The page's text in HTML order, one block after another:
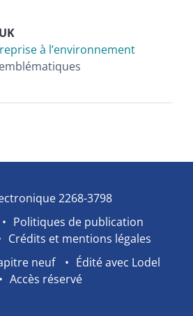
à l’environnement
2268-3798
Politiques de publication
Crédits et mentions légales
neuf
Édité avec Lodel
Accès réservé